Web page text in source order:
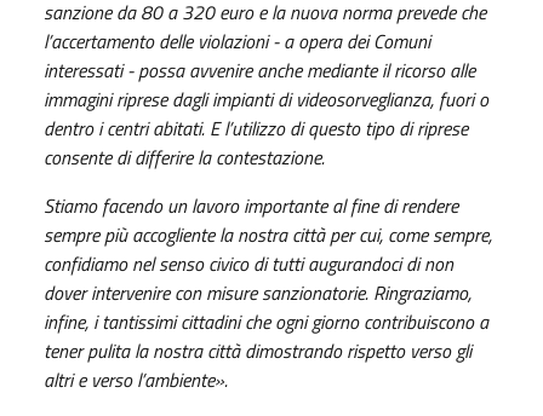
sanzione da 80 a 320 euro e la nuova norma prevede che
l’accertamento delle violazioni - a opera dei Comuni
interessati - possa avvenire anche mediante il ricorso alle
immagini riprese dagli impianti di videosorveglianza, fuori o
dentro i centri abitati. E l’utilizzo di questo tipo di riprese
consente di differire la contestazione.
Stiamo facendo un lavoro importante al fine di rendere
sempre più accogliente la nostra città per cui, come sempre,
confidiamo nel senso civico di tutti augurandoci di non
dover intervenire con misure sanzionatorie. Ringraziamo,
infine, i tantissimi cittadini che ogni giorno contribuiscono a
tener pulita la nostra città dimostrando rispetto verso gli
altri e verso l’ambiente».